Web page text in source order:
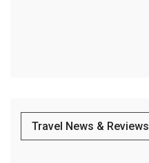
Travel News & Reviews